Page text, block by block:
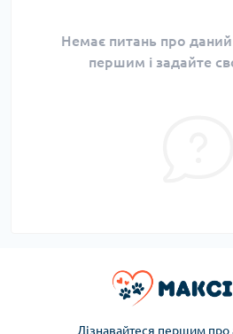
Немає питань про даний
першим і задайте
Дізнавайтеся першим про